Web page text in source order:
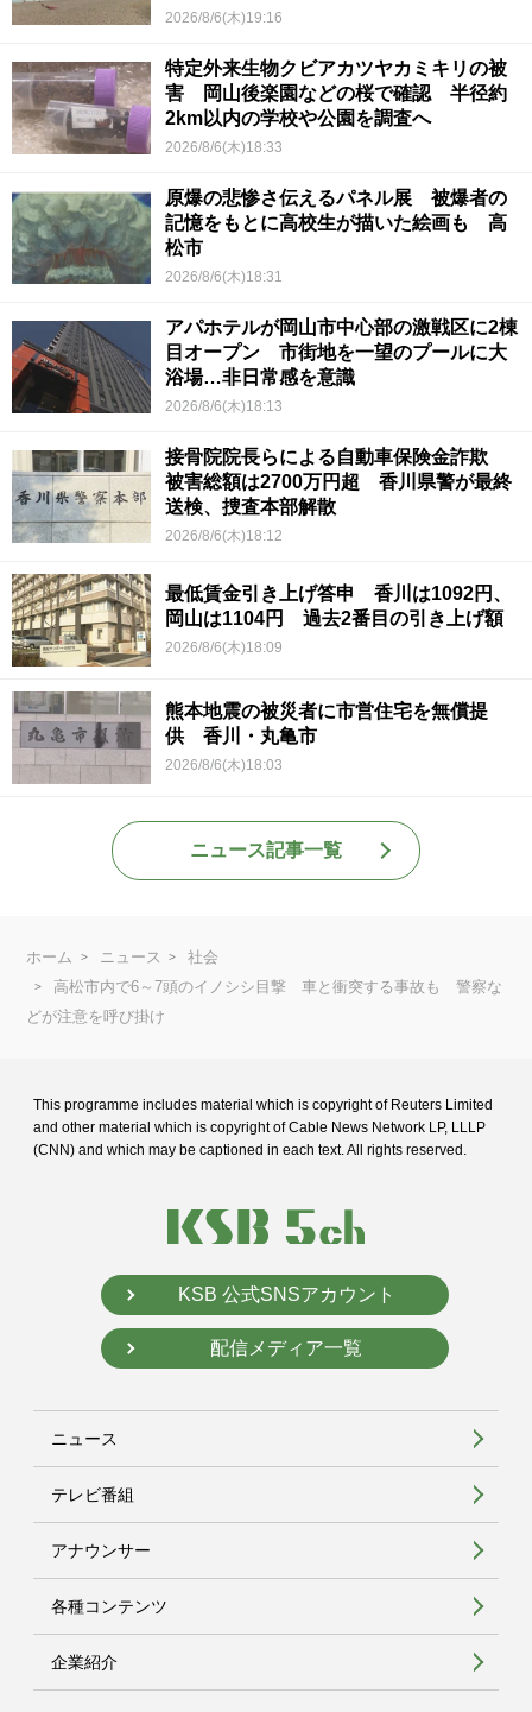
2026/8/6(木)19:16
特定外来生物クビアカツヤカミキリの被
害 岡山後楽園などの桜で確認 半径約
2km以内の学校や公園を調査へ
2026/8/6(木)18:33
原爆の悲惨さ伝えるパネル展 被爆者の
記憶をもとに高校生が描いた絵画も 高
松市
2026/8/6(木)18:31
アパホテルが岡山市中心部の激戦区に2棟
目オープン 市街地を一望のプールに大
浴場…非日常感を意識
2026/8/6(木)18:13
接骨院院長らによる自動車保険金詐欺
被害総額は2700万円超 香川県警が最終
送検、捜査本部解散
2026/8/6(木)18:12
最低賃金引き上げ答申 香川は1092円、
岡山は1104円 過去2番目の引き上げ額
2026/8/6(木)18:09
熊本地震の被災者に市営住宅を無償提
供 香川・丸亀市
2026/8/6(木)18:03
ニュース記事一覧
ホーム ニュース
社会
高松市内で6～7頭のイノシシ目撃 車と衝突する事故も 警察な
どが注意を呼び掛け
This programme includes material which is copyright of Reuters Limited
and other material which is copyright of Cable News Network LP, LLLP
(CNN) and which may be captioned in each text. All rights reserved.
KSB 公式SNSアカウント
配信メディア一覧
ニュース
テレビ番組
アナウンサー
各種コンテンツ
企業紹介